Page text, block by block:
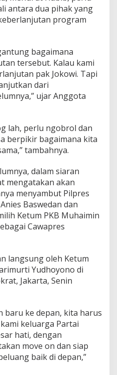
antara dua pihak yang
program
bagaimana
tersebut. Kalau kami
pak Jokowi. Tapi
dari
ujar Anggota
lah, perlu ngobrol dan
berpikir bagaimana kita
tambahnya.
dalam siaran
mengatakan akan
menyambut Pilpres
Baswedan dan
Ketum PKB Muhaimin
Cawapres
langsung oleh Ketum
Yudhoyono di
Jakarta, Senin
baru ke depan, kita harus
keluarga Partai
hati, dengan
move on dan siap
baik di depan,”